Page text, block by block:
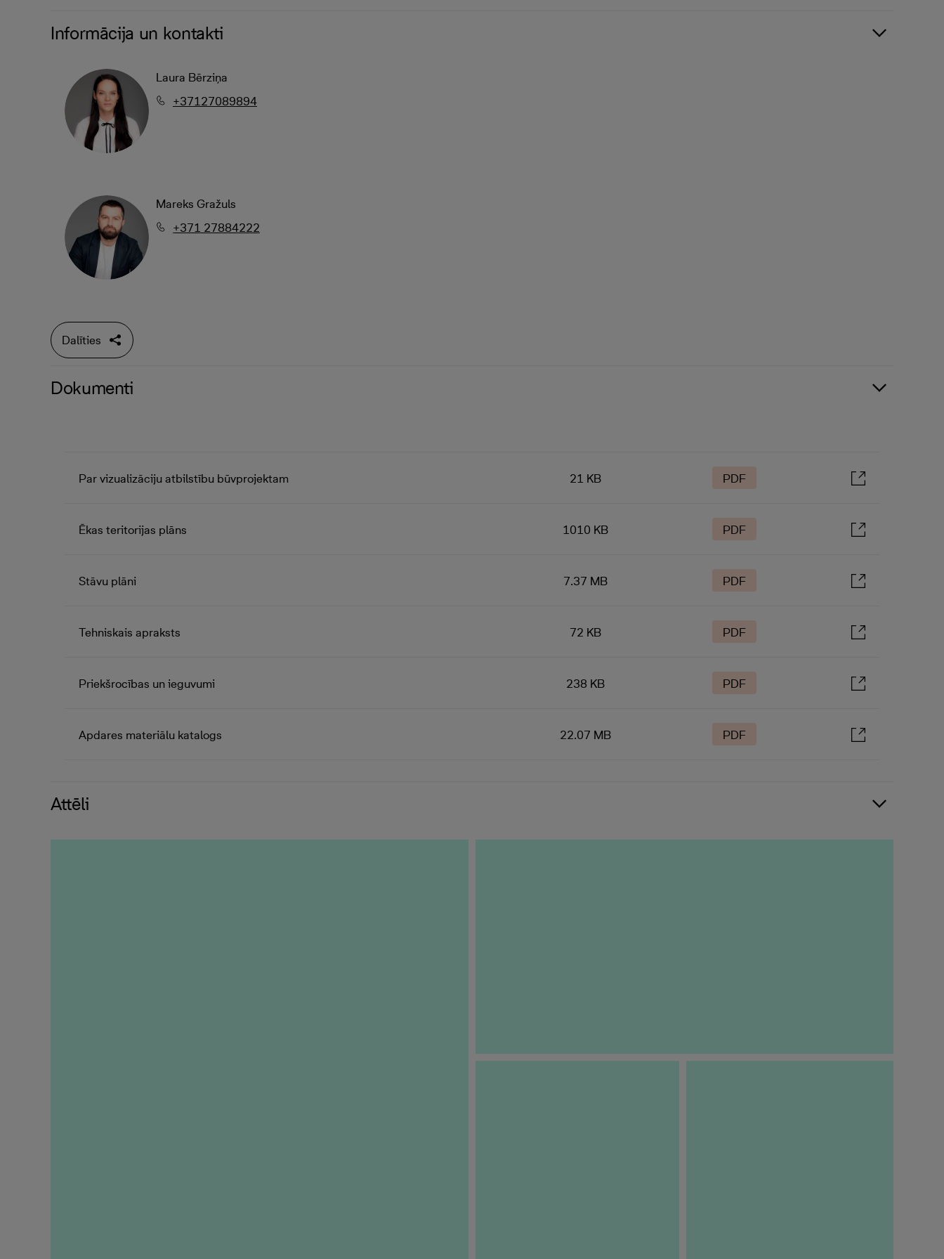
Informācija un kontakti
Laura Bērziņa
+37127089894
Mareks Gražuls
+371 27884222
Dalīties
Dokumenti
Par vizualizāciju atbilstību būvprojektam 21 KB PDF
Ēkas teritorijas plāns 1010 KB PDF
Stāvu plāni 7.37 MB PDF
Tehniskais apraksts 72 KB PDF
Priekšrocības un ieguvumi 238 KB PDF
Apdares materiālu katalogs 22.07 MB PDF
Attēli